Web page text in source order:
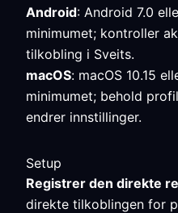
Android: Android 7.0
minimumet; kontroller
tilkobling i Sveits.
macOS: macOS 10.15
minimumet; behold
endrer innstillinger.
Setup
Registrer den direkte
direkte tilkoblingen for